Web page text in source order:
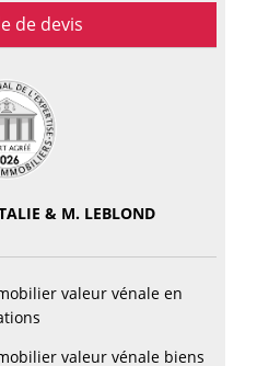
de devis
& M. LEBLOND
valeur vénale en
valeur vénale biens